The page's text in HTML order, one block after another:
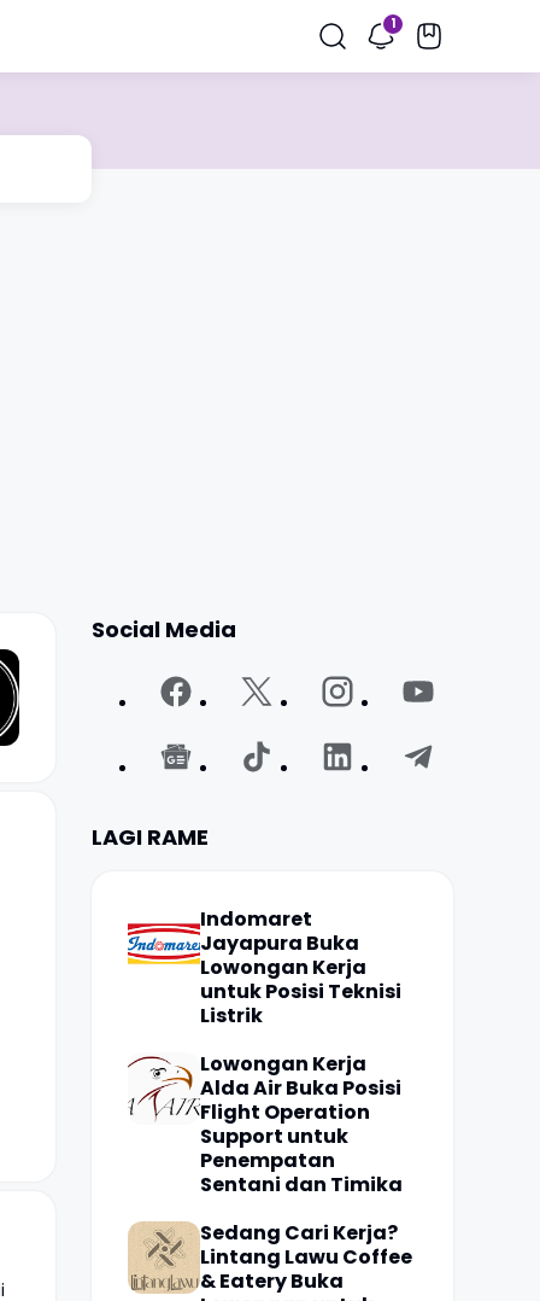
Social Media
LAGI RAME
Indomaret
Jayapura Buka
Lowongan Kerja
untuk Posisi Teknisi
Listrik
Lowongan Kerja
Alda Air Buka Posisi
Flight Operation
Support untuk
Penempatan
Sentani dan Timika
Sedang Cari Kerja?
Lintang Lawu Coffee
& Eatery Buka